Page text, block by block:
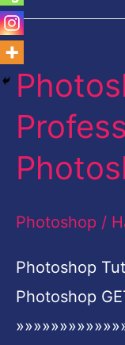
Photoshop /
Photoshop
Photoshop
Photoshop
for
Beginners-
Professional